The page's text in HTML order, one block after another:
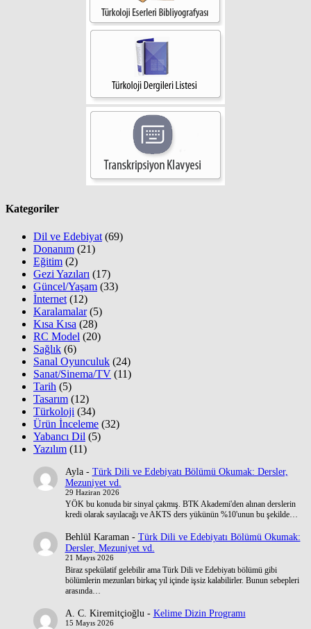
Kategoriler
Dil ve Edebiyat (69)
Donanım (21)
Eğitim (2)
Gezi Yazıları (17)
Güncel/Yaşam (33)
İnternet (12)
Karalamalar(5)
Kısa Kısa (28)
RC Model (20)
Sağlık (6)
Sanal Oyunculuk (24)
Sanat/Sinema/TV (11)
Tarih (5)
Tasarım (12)
Türkoloji (34)
Ürün İnceleme (32)
Yabancı Dil (5)
Yazılım (11)
Ayla- Türk Dili ve Edebiyatı Bölümü Okumak: Dersler,
Mezuniyet vd.
29 Haziran 2026
YÖK bu konuda bir sinyal çakmış. BTK Akademi'den alınan derslerin
kredi olarak sayılacağı ve AKTS ders yükünün %10'unun bu şekilde…
Behlül Karaman- Türk Dili ve Edebiyatı Bölümü Okumak:
Dersler, Mezuniyet vd.
21 Mayıs 2026
Biraz spekülatif gelebilir ama Türk Dili ve Edebiyatı bölümü gibi
bölümlerin mezunları birkaç yıl içinde işsiz kalabilirler. Bunun sebepleri
arasında…
A. C. Kiremitçioğlu - Kelime Dizin Programı
15 Mayıs 2026